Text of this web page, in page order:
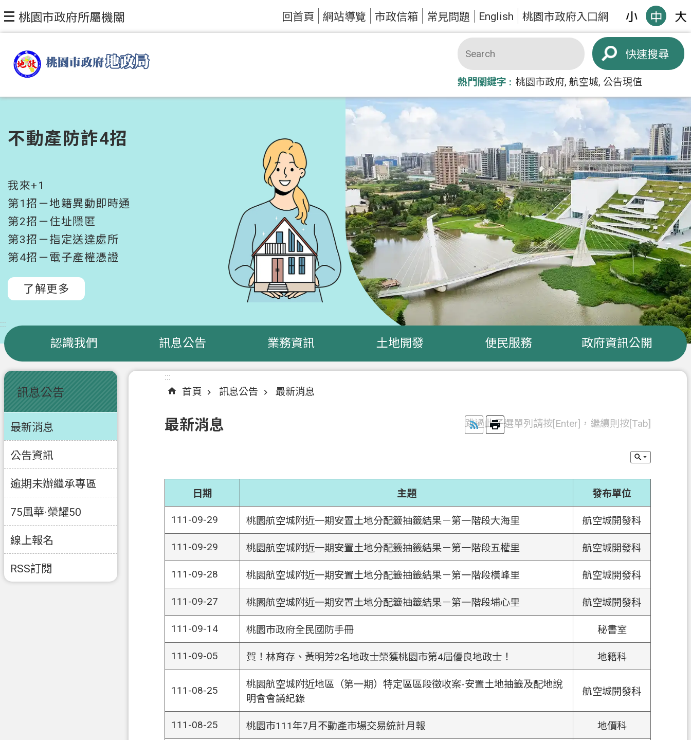
跳到主要內容區塊
桃園市政府所屬機關 回首頁 網站導覽 市政信箱 常見問題 English 桃園市政府入口網
搜尋
熱門關鍵字 桃園市政府 航空城 公告現值
不動產防詐4招
我來+1
第1招－地籍異動即時通
第2招－住址隱匿
第3招－指定送達處所
第4招－電子產權憑證
了解更多
:::
認識我們 訊息公告 業務資訊 土地開發 便民服務 政府資訊公開
:::
訊息公告
最新消息
公告資訊
逾期未辦繼承專區
75風華·榮耀50
線上報名
RSS訂閱
:::
首頁
訊息公告 最新消息
最新消息 跳過此子選單列請按[Enter]，繼續則按[Tab]
日期 主題 發布單位
111-09-29 桃園航空城附近一期安置土地分配籤抽籤結果－第一階段大海里 航空城開發科
111-09-29 桃園航空城附近一期安置土地分配籤抽籤結果－第一階段五權里 航空城開發科
111-09-28 桃園航空城附近一期安置土地分配籤抽籤結果－第一階段橫峰里 航空城開發科
111-09-27 桃園航空城附近一期安置土地分配籤抽籤結果－第一階段埔心里 航空城開發科
111-09-14 桃園市政府全民國防手冊 秘書室
111-09-05 賀！林育存、黃明芳2名地政士榮獲桃園市第4屆優良地政士！ 地籍科
111-08-25
桃園航空城附近地區（第一期）特定區區段徵收案-安置土地抽籤及配地說
明會會議紀錄
航空城開發科
111-08-25 桃園市111年7月不動產市場交易統計月報 地價科